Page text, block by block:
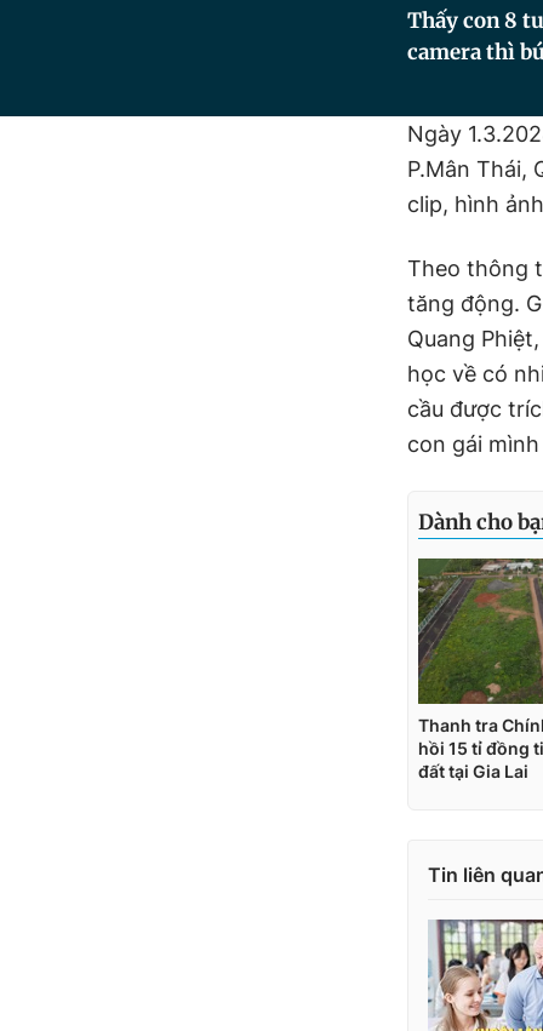
Thấy con 8
camera thì
Ngày
P.Mân Thái,
clip, hình
Theo thông
tăng động.
Quang
học về có
cầu được
con gái
Tin liên